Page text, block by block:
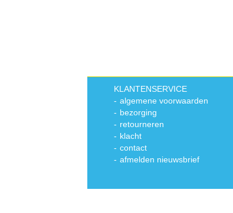
KLANTENSERVICE
- algemene voorwaarden
- bezorging
- retourneren
- klacht
- contact
- afmelden nieuwsbrief